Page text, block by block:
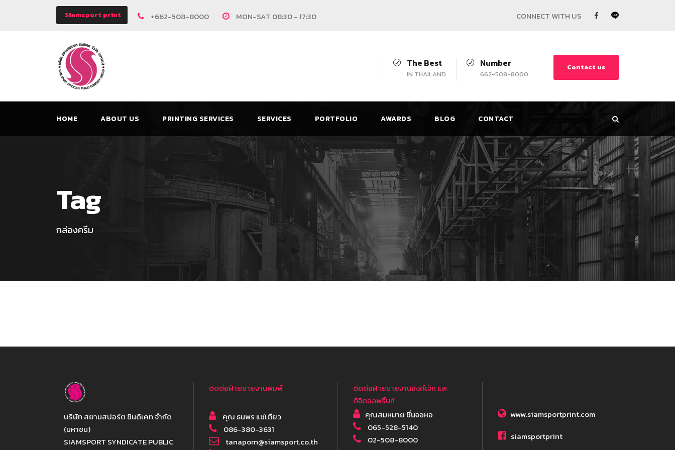
Siamsport print +662-508-8000 MON-SAT 08:30 - 17:30
The Best
IN THAILAND
Number
662-508-8000
Contact us
HOME ABOUT US PRINTING SERVICES SERVICES PORTFOLIO AWARDS BLOG CONTACT
Tag
กล่องครีม
บริษัท สยามสปอร์ต ซินดิเคท จำกัด
(มหาชน)
SIAMSPORT SYNDICATE PUBLIC
ติดต่อฝ่ายขายงานพิมพ์
คุณ ธนพร แซ่เตียว
086-380-3631
tanaporn@siamsport.co.th
ติดต่อฝ่ายขายงานอิงค์เจ็ท และ
ดิจิตอลพริ้นท์
คุณสมหมาย ชื่นจอหอ
065-528-5140
02-508-8000
www.siamsportprint.com
siamsportprint